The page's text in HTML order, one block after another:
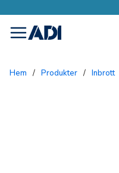
menu
Hem / Produkter / Inbrott